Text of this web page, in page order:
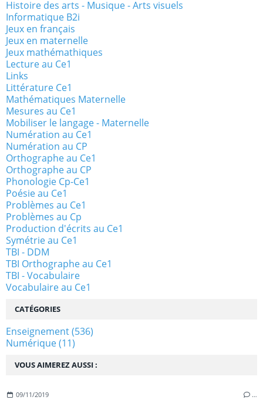
VOUS AIMEREZ AUSSI :
09/11/2019 …
Histoire des arts - Musique - Arts visuels
Informatique B2i
Jeux en français
Jeux en maternelle
Jeux mathémathiques
Lecture au Ce1
Links
Littérature Ce1
Mathématiques Maternelle
Mesures au Ce1
Mobiliser le langage - Maternelle
Numération au Ce1
Numération au CP
Orthographe au Ce1
Orthographe au CP
Phonologie Cp-Ce1
Poésie au Ce1
Problèmes au Ce1
Problèmes au Cp
Production d'écrits au Ce1
Symétrie au Ce1
TBI - DDM
TBI Orthographe au Ce1
TBI - Vocabulaire
Vocabulaire au Ce1
CATÉGORIES
Enseignement(536)
Numérique(11)